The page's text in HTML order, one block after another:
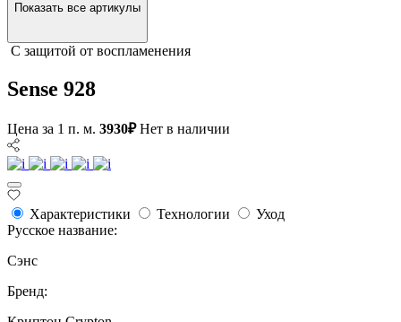
Показать все артикулы
С защитой от воспламенения
Sense 928
Цена за 1 п. м. 3930₽ Нет в наличии
Характеристики Технологии
Уход
Русское название:
Сэнс
Бренд: